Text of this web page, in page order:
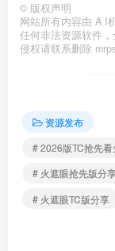
© 版权声明
网站所有内容由 A I
任何非法资源软件
侵权请联系删除
资源发布
# 2026版TC抢先
# 火遮眼抢先版分
# 火遮眼TC版分享